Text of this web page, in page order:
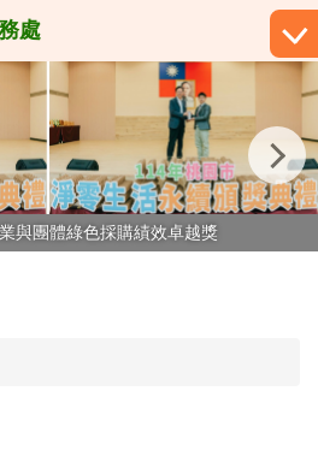
處
與團體綠色採購績效卓越獎